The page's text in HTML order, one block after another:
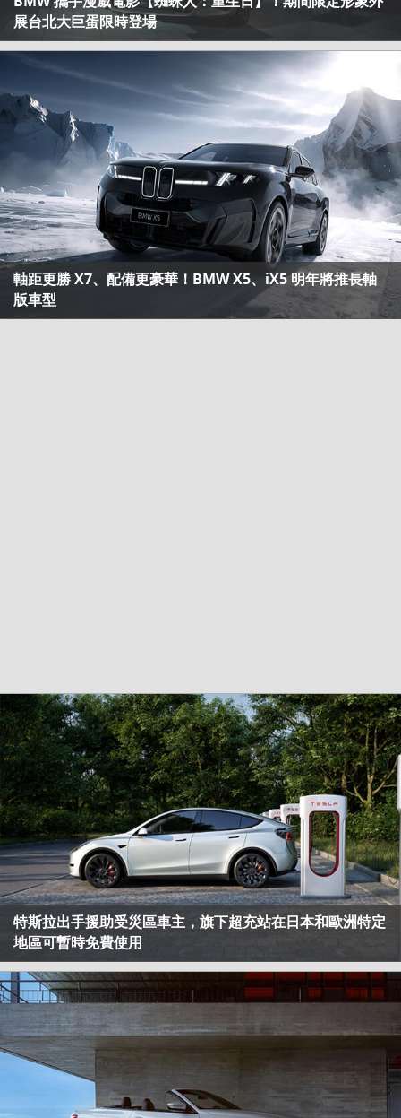
展台北大巨蛋限時登場
軸距更勝 X7、配備更豪華！BMW X5、iX5 明年將推長軸
版車型
特斯拉出手援助受災區車主，旗下超充站在日本和歐洲特定
地區可暫時免費使用